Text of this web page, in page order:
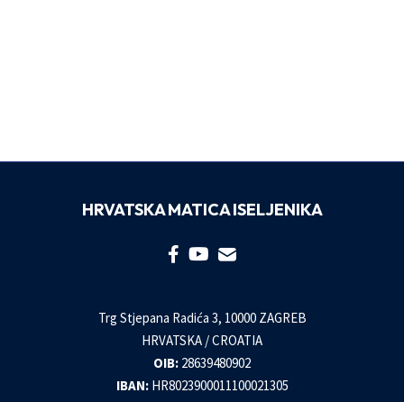
HRVATSKA MATICA ISELJENIKA
Trg Stjepana Radića 3, 10000 ZAGREB
HRVATSKA / CROATIA
OIB: 28639480902
IBAN: HR8023900011100021305